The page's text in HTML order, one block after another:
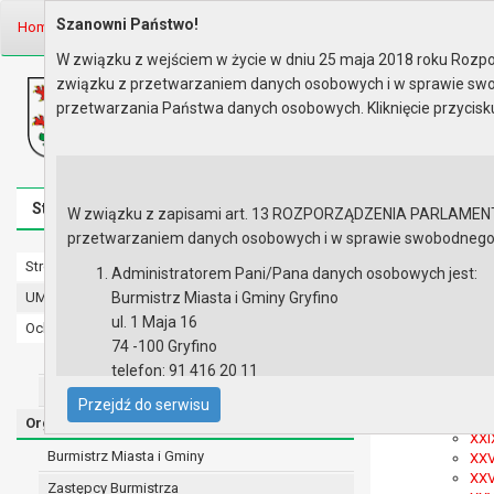
Home Organy Rada Miejska
Biuletyn Informacji Publicznej
Urząd Miasta i Gminy w Gryfinie
Strona główna Mapa serwisu Aktualności
Strona główna
UMiG - telefony wewnętrzne
Ochrona danych osobowych
Urząd Miasta i Gminy w Gryfinie
Straż Miejska
Organy
Burmistrz Miasta i Gminy
Zastępcy Burmistrza
IX
Szanowni Państwo!
W związku z wejściem w życie w dniu 25 maja 2018 roku
związku z przetwarzaniem danych osobowych i w sprawie
przetwarzania Państwa danych osobowych. Kliknięcie
W związku z zapisami art. 13 ROZPORZĄDZENIA
przetwarzaniem danych osobowych i w sprawie
Administratorem Pani/Pana danych osobowych jest:
Burmistrz Miasta i Gminy Gryfino
ul. 1 Maja 16
74 -100 Gryfino
telefon: 91 416 20 11
e-mail:
burmistrz@gryfino.pl
Dane kontaktowe Inspektora Ochrony Danych:
telefon: 91 416 20 11
e-mail:iod@gryfino.pl
Przejdź do serwisu